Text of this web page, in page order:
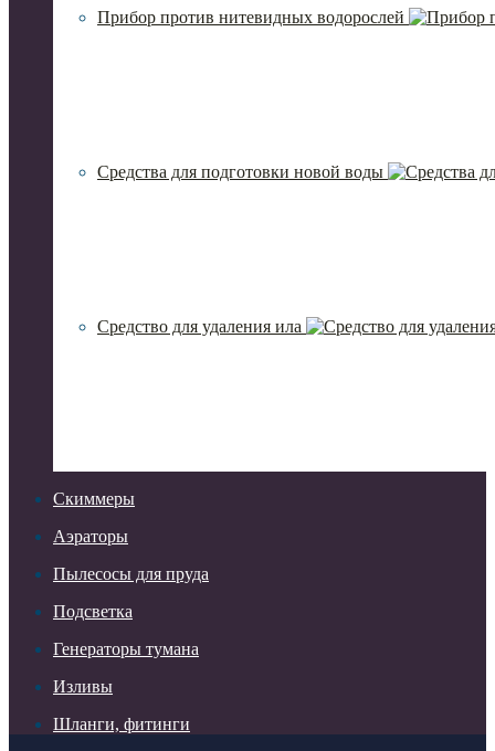
Прибор против нитевидных водорослей
Средства для подготовки новой воды
Средство для удаления ила
Скиммеры
Аэраторы
Пылесосы для пруда
Подсветка
Генераторы тумана
Изливы
Шланги, фитинги